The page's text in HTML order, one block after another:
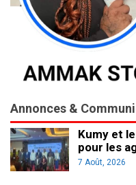
Annonces &
Kumy et
pour les
7 Août, 2026